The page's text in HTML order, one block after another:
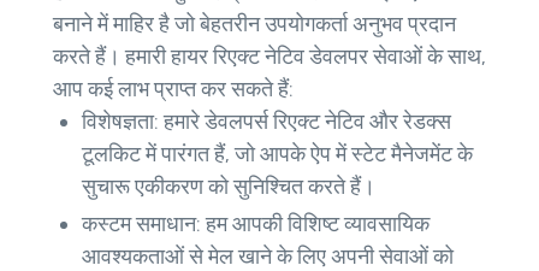
बनाने में माहिर है जो बेहतरीन उपयोगकर्ता अनुभव प्रदान
करते हैं। हमारी हायर रिएक्ट नेटिव डेवलपर सेवाओं के साथ,
आप कई लाभ प्राप्त कर सकते हैं:
विशेषज्ञता: हमारे डेवलपर्स रिएक्ट नेटिव और रेडक्स
टूलकिट में पारंगत हैं, जो आपके ऐप में स्टेट मैनेजमेंट के
सुचारू एकीकरण को सुनिश्चित करते हैं।
कस्टम समाधान: हम आपकी विशिष्ट व्यावसायिक
आवश्यकताओं से मेल खाने के लिए अपनी सेवाओं को